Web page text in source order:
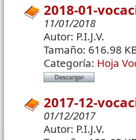
2018-01-
11/01/2018
Autor: P.I.J.V.
Tamaño: 616.98
Categoría: Hoja
2017-12-
01/12/2017
Autor: P.I.J.V.